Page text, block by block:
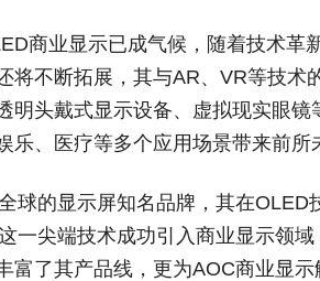
商业显示已成气候，随着技术革
将不断拓展，其与AR、VR等技术
明头戴式显示设备、虚拟现实眼
乐、医疗等多个应用场景带来前
球的显示屏知名品牌，其在
一尖端技术成功引入商业显示领
富了其产品线，更为AOC商业显